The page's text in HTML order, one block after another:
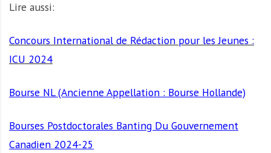
Lire aussi:
Concours International de Rédaction pour les Jeunes :
ICU 2024
Bourse NL (Ancienne Appellation : Bourse Hollande)
Bourses Postdoctorales Banting Du Gouvernement
Canadien 2024-25